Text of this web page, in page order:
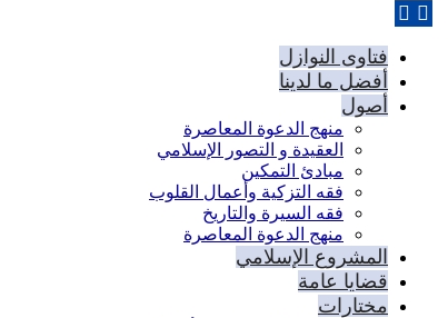
فتاوى النوازل
أفضل ما لدينا
أصول
منهج الدعوة المعاصرة
العقيدة و التصور الإسلامي
مبادئ التمكين
فقه التزكية وأعمال القلوب
فقه السيرة والتاريخ
منهج الدعوة المعاصرة
المشروع الإسلامي
قضايا عامة
مختارات